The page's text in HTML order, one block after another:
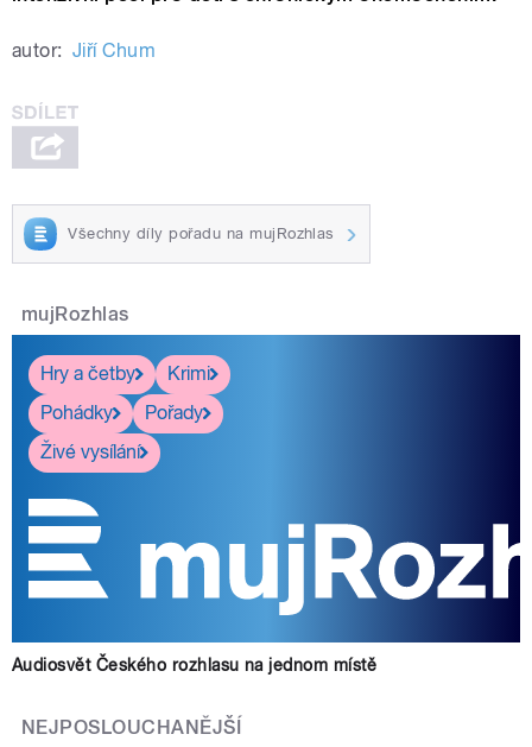
autor: Jiří Chum
Všechny díly pořadu na mujRozhlas
mujRozhlas
Hry a četby
Krimi
Pohádky
Pořady
Živé vysílání
Audiosvět Českého rozhlasu na jednom místě
NEJPOSLOUCHANĚJŠÍ